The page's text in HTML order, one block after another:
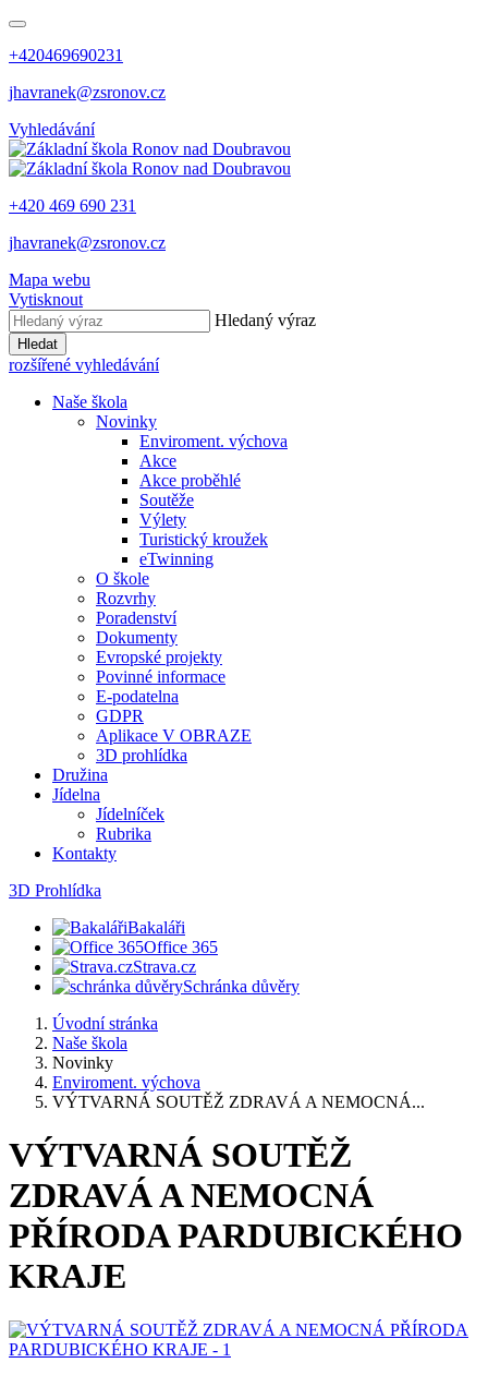
+420469690231
jhavranek@zsronov.cz
Vyhledávání
+420 469 690 231
jhavranek@zsronov.cz
Mapa webu
Vytisknout
Hledaný výraz
Hledat
rozšířené vyhledávání
Naše škola
Novinky
Enviroment. výchova
Akce
Akce proběhlé
Soutěže
Výlety
Turistický kroužek
eTwinning
O škole
Rozvrhy
Poradenství
Dokumenty
Evropské projekty
Povinné informace
E-podatelna
GDPR
Aplikace V OBRAZE
3D prohlídka
Družina
Jídelna
Jídelníček
Rubrika
Kontakty
3D Prohlídka
Bakaláři
Office 365
Strava.cz
Schránka důvěry
Úvodní stránka
Naše škola
Novinky
Enviroment. výchova
VÝTVARNÁ SOUTĚŽ ZDRAVÁ A NEMOCNÁ...
VÝTVARNÁ SOUTĚŽ
ZDRAVÁ A NEMOCNÁ
PŘÍRODA PARDUBICKÉHO
KRAJE